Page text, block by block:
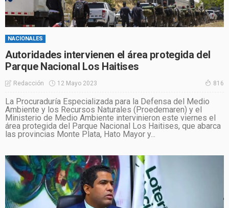
NACIONALES
Autoridades intervienen el área protegida del
Parque Nacional Los Haitises
Redacción 12 Mayo 2023 816
La Procuraduría Especializada para la Defensa del Medio
Ambiente y los Recursos Naturales (Proedemaren) y el
Ministerio de Medio Ambiente intervinieron este viernes el
área protegida del Parque Nacional Los Haitises, que abarca
las provincias Monte Plata, Hato Mayor y...